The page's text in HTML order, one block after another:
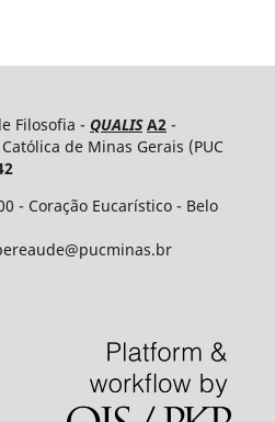
Filosofia - QUALIS A2-
de Minas Gerais (PUC
- Coração Eucarístico - Belo